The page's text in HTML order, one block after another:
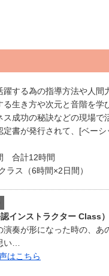
躍する為の指導方法や人間
る生き方や次元と音階を学
ス成功の秘訣などの現場で
定書が発行されて、[ベー
合計12時間
ス（6時間×2日間）
インストラクター Class）
演奏が形になった時の、あ
い…
はこちら